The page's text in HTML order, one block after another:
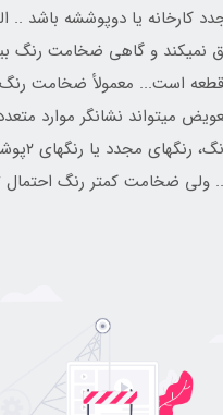
کارخانه یا دوپوششه باشد ..
و گاهی ضخامت رنگ
است‌... معمولأ ضخامت رنگ
میتواند نشانگر موارد
باشد مثل:رنگ
ولی ضخامت کمتر رنگ